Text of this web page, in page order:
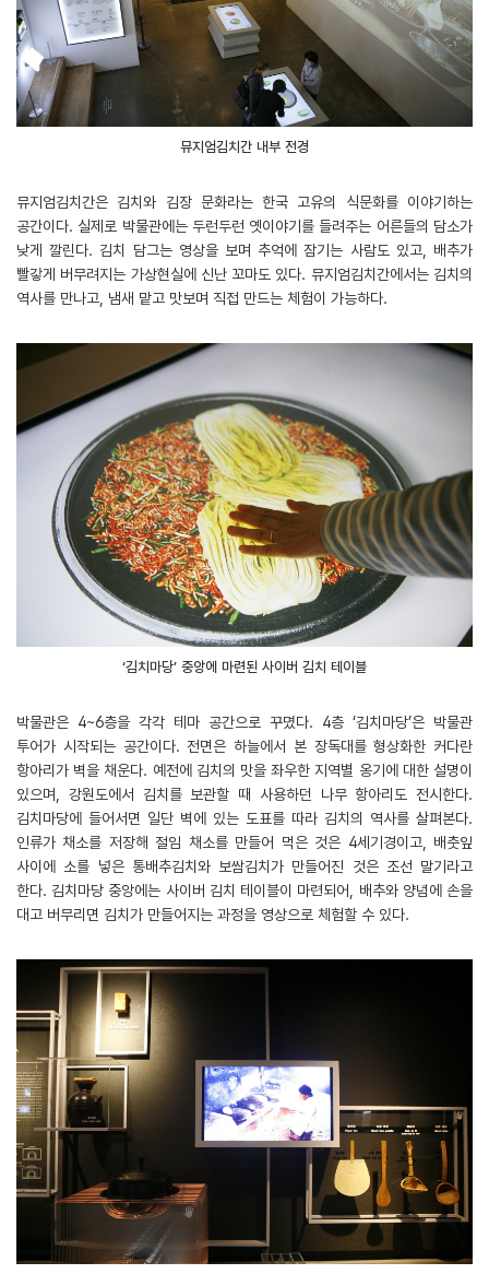
뮤지엄김치간 내부 전경
뮤지엄김치간은 김치와 김장 문화라는 한국 고유의 식문화를 이야기하는
공간이다. 실제로 박물관에는 두런두런 옛이야기를 들려주는 어른들의 담소가
낮게 깔린다. 김치 담그는 영상을 보며 추억에 잠기는 사람도 있고, 배추가
빨갛게 버무려지는 가상현실에 신난 꼬마도 있다. 뮤지엄김치간에서는 김치의
역사를 만나고, 냄새 맡고 맛보며 직접 만드는 체험이 가능하다.
‘김치마당’ 중앙에 마련된 사이버 김치 테이블
박물관은 4~6층을 각각 테마 공간으로 꾸몄다. 4층 ‘김치마당’은 박물관
투어가 시작되는 공간이다. 전면은 하늘에서 본 장독대를 형상화한 커다란
항아리가 벽을 채운다. 예전에 김치의 맛을 좌우한 지역별 옹기에 대한 설명이
있으며, 강원도에서 김치를 보관할 때 사용하던 나무 항아리도 전시한다.
김치마당에 들어서면 일단 벽에 있는 도표를 따라 김치의 역사를 살펴본다.
인류가 채소를 저장해 절임 채소를 만들어 먹은 것은 4세기경이고, 배춧잎
사이에 소를 넣은 통배추김치와 보쌈김치가 만들어진 것은 조선 말기라고
한다. 김치마당 중앙에는 사이버 김치 테이블이 마련되어, 배추와 양념에 손을
대고 버무리면 김치가 만들어지는 과정을 영상으로 체험할 수 있다.